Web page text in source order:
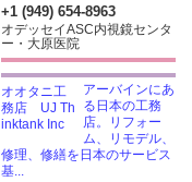
+1 (949) 654-8963
オデッセイASC内視鏡センタ
ー・大原医院
アーバインにあ
る日本の工務
店。リフォー
ム、リモデル、
修理、修繕を日本のサービス
基...